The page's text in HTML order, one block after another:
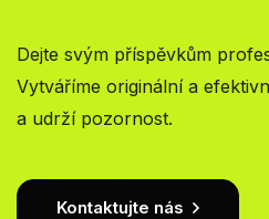
Dejte svým příspěvkům
Vytváříme originální a
a udrží pozornost.
Kontaktujte nás